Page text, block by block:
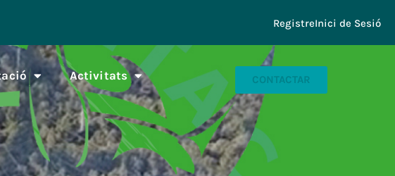
Inici de Sesió
Registre
Activitats CONTACTAR